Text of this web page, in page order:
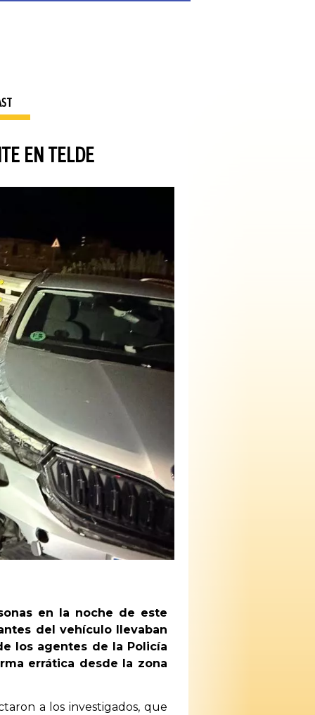
EN TELDE
en la noche de este
del vehículo llevaban
los agentes de la Policía
errática desde la zona
a los investigados, que